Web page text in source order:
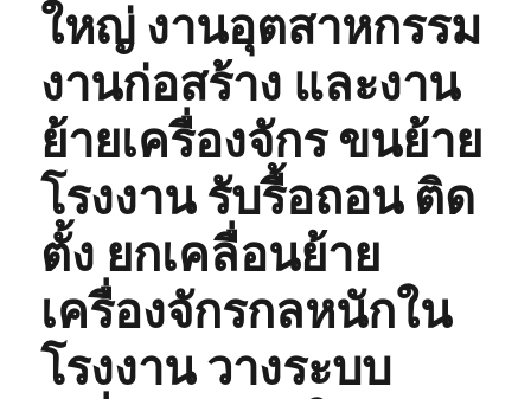
ใหญ่ งานอุตสาหกรรม
งานก่อสร้าง และงาน
ย้ายเครื่องจักร ขนย้าย
โรงงาน รับรื้อถอน ติด
ตั้ง ยกเคลื่อนย้าย
เครื่องจักรกลหนักใน
โรงงาน วางระบบ